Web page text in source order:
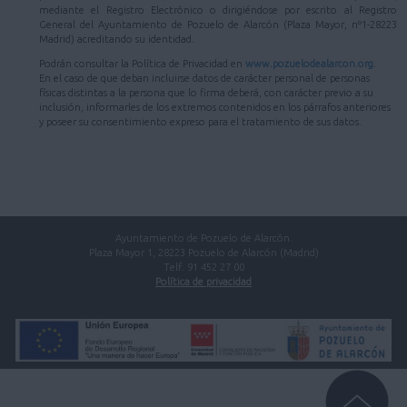
mediante el Registro Electrónico o dirigiéndose por escrito al Registro
General del Ayuntamiento de Pozuelo de Alarcón (Plaza Mayor, nº1-28223
Madrid) acreditando su identidad.
Podrán consultar la Política de Privacidad en www.pozuelodealarcon.org
En el caso de que deban incluirse datos de carácter personal de personas
físicas distintas a la persona que lo firma deberá, con carácter previo a su
inclusión, informarles de los extremos contenidos en los párrafos anteriores
y poseer su consentimiento expreso para el tratamiento de sus datos.
Ayuntamiento de Pozuelo de Alarcón.
Plaza Mayor 1, 28223 Pozuelo de Alarcón (Madrid)
Telf. 91 452 27 00
Política de privacidad